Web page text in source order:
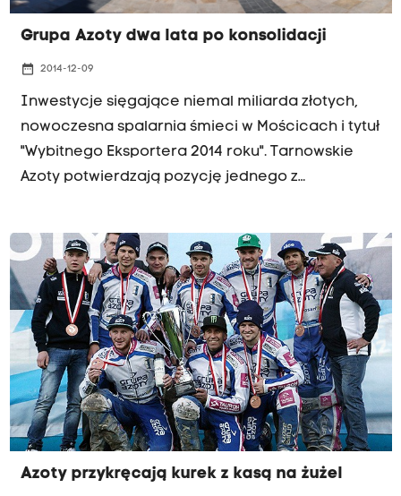
Grupa Azoty dwa lata po konsolidacji
date_range 2014-12-09
Inwestycje sięgające niemal miliarda złotych,
nowoczesna spalarnia śmieci w Mościcach i tytuł
"Wybitnego Eksportera 2014 roku". Tarnowskie
Azoty potwierdzają pozycję jednego z
dużej liczby nowych miejsc pracy.
Azoty przykręcają kurek z kasą na żużel